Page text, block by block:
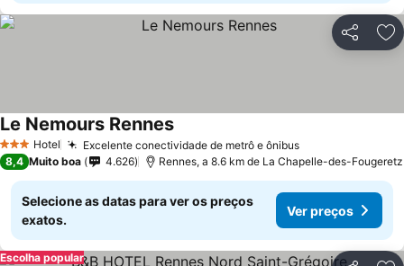
Partilhar
3 EstrelasHotel Excelente conectividade de metrô e ônibusVer preços
Le Nemours RennesVer preços
8,4 Muito boa 4.626 Rennes, a 8.6 km de La Chapelle-des-Fougeretz
Selecione as datas para ver os preços
exatos.
Ver preços
Escolha popular